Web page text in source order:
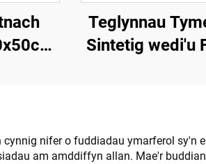
Teglynnau
Sintetig wedi'u
cynnig nifer o fuddiadau ymarferol
am amddiffyn allan. Mae'r